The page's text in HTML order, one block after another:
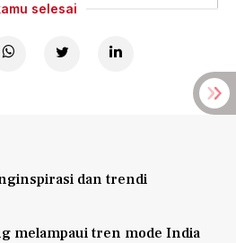
selesai
dan trendi
melampaui tren mode India